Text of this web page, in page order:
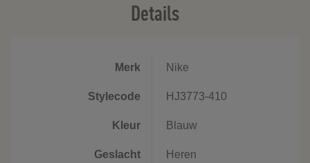
Details
Merk Nike
Stylecode HJ3773-410
Kleur Blauw
Geslacht Heren